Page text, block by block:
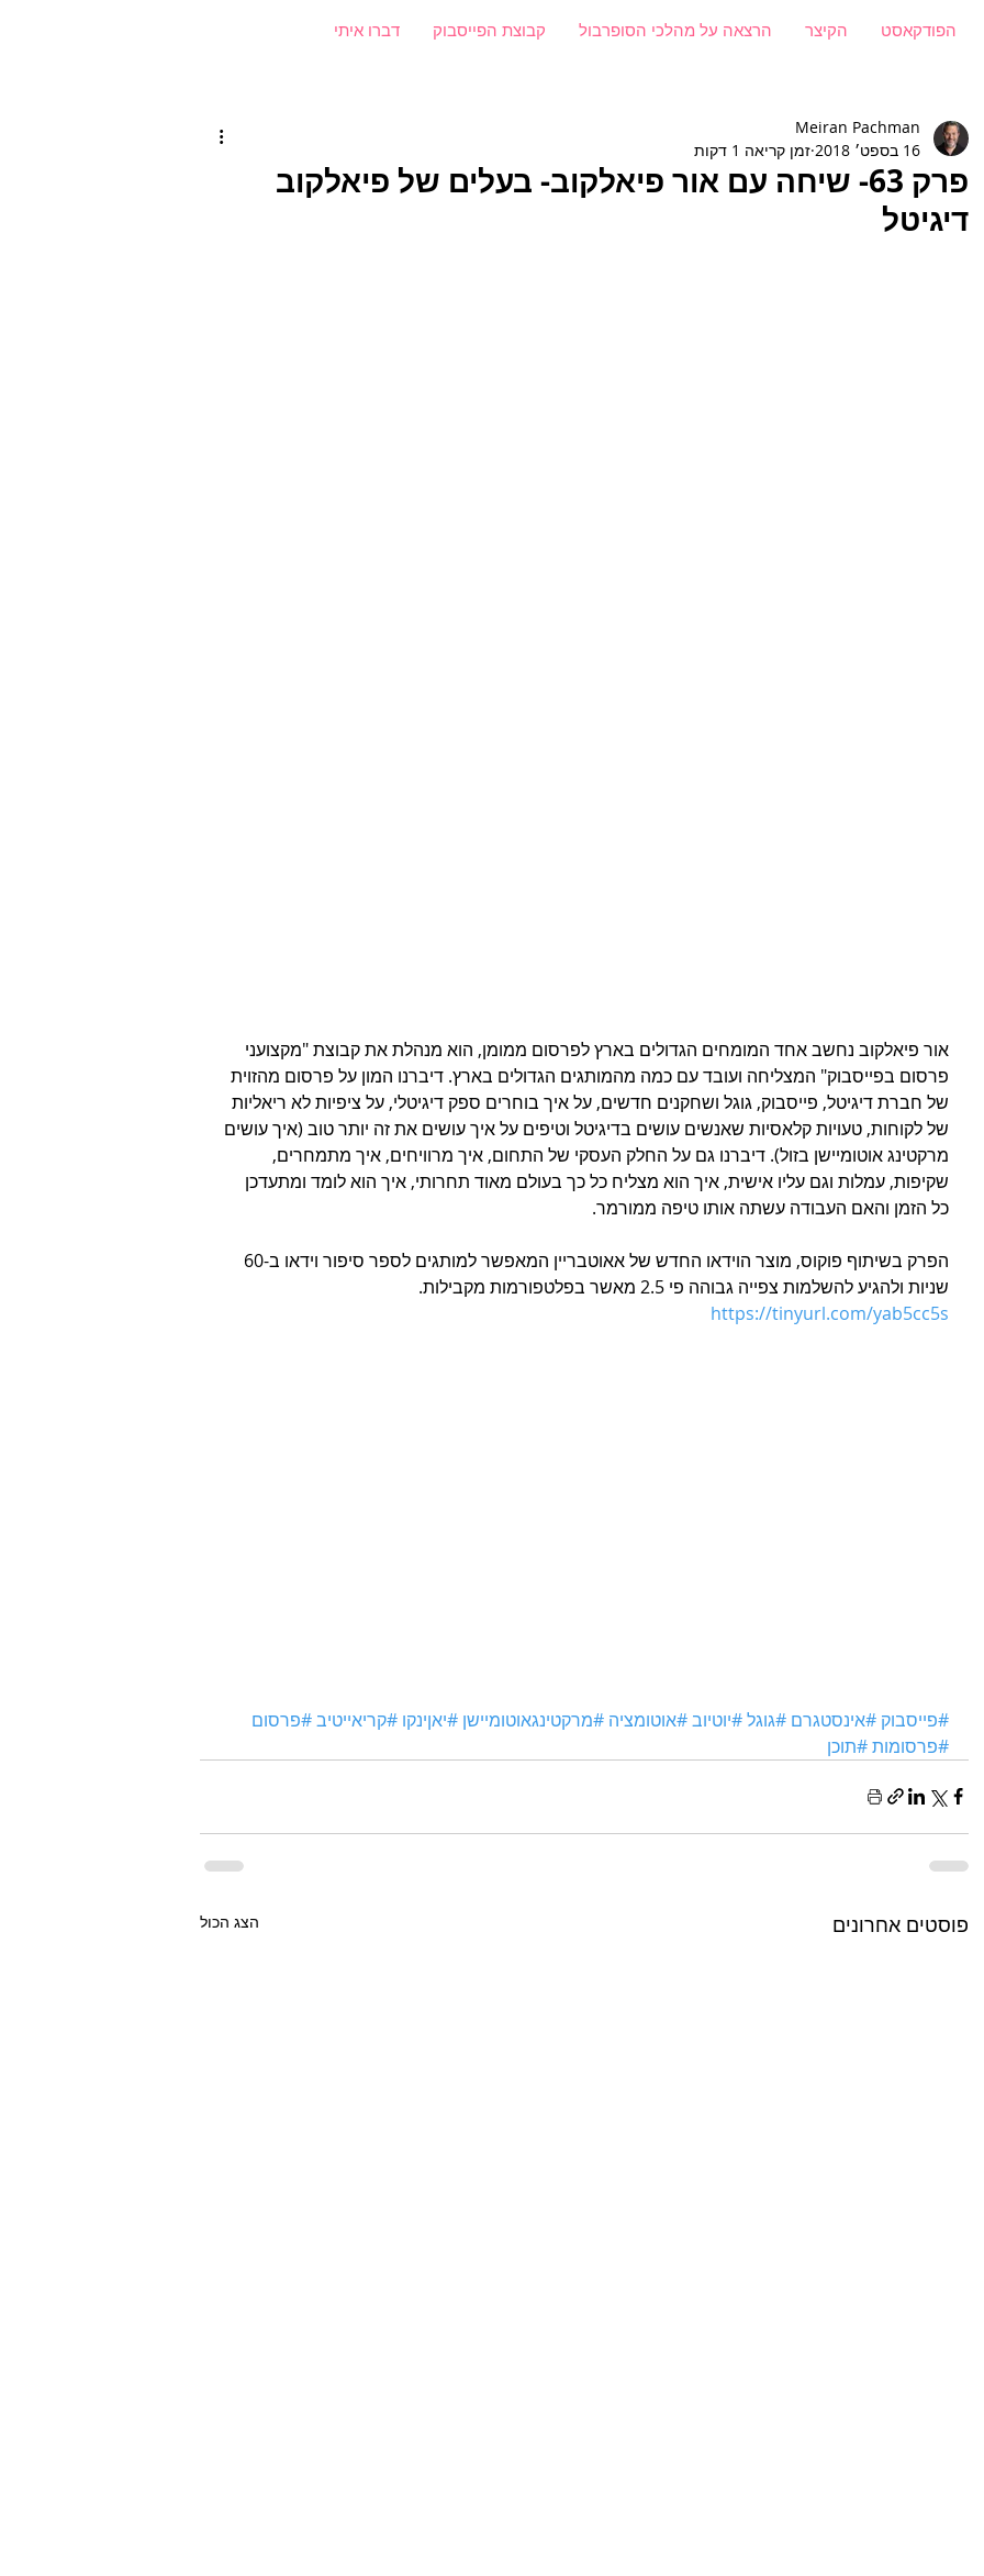
דברו איתי קבוצת הפייסבוק הרצאה על מהלכי הסופרבול הקיצר הפודקאסט
פרק 63- שיחה עם אור פיאלקוב- בעלים של פיאלקוב
דיגיטל
Meiran Pachman
16 בספט׳ 2018
זמן קריאה 1 דקות
אור פיאלקוב נחשב אחד המומחים הגדולים בארץ לפרסום ממומן, הוא מנהלת את קבוצת "מקצועני
פרסום בפייסבוק" המצליחה ועובד עם כמה מהמותגים הגדולים בארץ. דיברנו המון על פרסום מהזוית
של חברת דיגיטל, פייסבוק, גוגל ושחקנים חדשים, על איך בוחרים ספק דיגיטלי, על ציפיות לא ריאליות
של לקוחות, טעויות קלאסיות שאנשים עושים בדיגיטל וטיפים על איך עושים את זה יותר טוב (איך עושים
מרקטינג אוטומיישן בזול). דיברנו גם על החלק העסקי של התחום, איך מרוויחים, איך מתמחרים,
שקיפות, עמלות וגם עליו אישית, איך הוא מצליח כל כך בעולם מאוד תחרותי, איך הוא לומד ומתעדכן
כל הזמן והאם העבודה עשתה אותו טיפה ממורמר.
שניות ולהגיע להשלמות צפייה גבוהה פי 2.5 מאשר בפלטפורמות מקבילות.
https://tinyurl.com/yab5cc5s
#פייסבוק #אינסטגרם #גוגל#יוטיוב#אוטומציה #מרקטינגאוטומיישן #יאןינקו #קריאייטיב#פרסום
#פרסומות#תוכן
פוסטים אחרונים הצג הכול